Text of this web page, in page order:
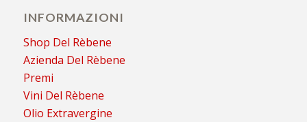
INFORMAZIONI
Shop Del Rèbene
Azienda Del Rèbene
Premi
Vini Del Rèbene
Olio Extravergine